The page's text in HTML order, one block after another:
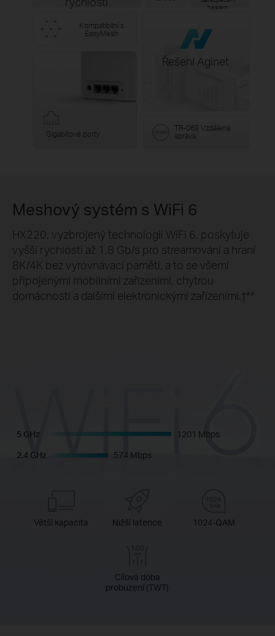
Kompatibilní s
EasyMesh
heslem
Gigabitové porty
TR-069 Vzdálená
správa
Řešení Aginet
Meshový systém s WiFi 6
HX220, vyzbrojený technologií WiFi 6, poskytuje
vyšší rychlosti až 1,8 Gb/s pro streamování a hraní
8K/4K bez vyrovnávací paměti, a to se všemi
připojenými mobilními zařízeními, chytrou
domácností a dalšími elektronickými zařízeními.†**
5 GHz
1201 Mbps
2.4 GHz
574 Mbps
Větší kapacita Nižší latence 1024-QAM
Cílová doba
probuzení (TWT)